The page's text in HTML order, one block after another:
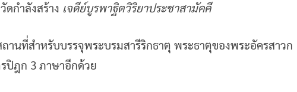
ดกำลังสร้าง เจดีย์บูรพาฐิตวิริยาประชาสามัคคี
านที่สำหรับบรรจุพระบรมสารีริกธาตุ พระธาตุของพระอัครสาวก
ปิฎก 3 ภาษาอีกด้วย